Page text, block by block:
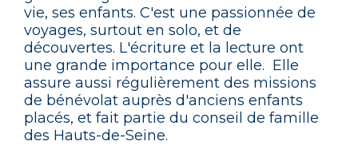
vie, ses enfants. C'est une passionnée de
voyages, surtout en solo, et de
découvertes. L'écriture et la lecture ont
une grande importance pour elle. Elle
assure aussi régulièrement des missions
de bénévolat auprès d'anciens enfants
placés, et fait partie du conseil de famille
des Hauts-de-Seine.